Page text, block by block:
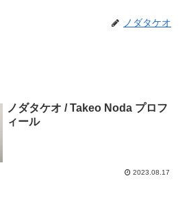
ノダタケオ
ノダタケオ / Takeo Noda プロフ
ィール
2023.08.17